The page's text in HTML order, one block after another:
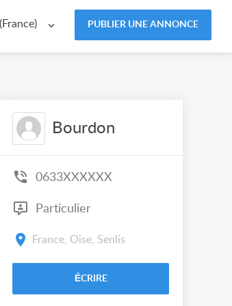
PUBLIER UNE ANNONCE
Bourdon
0633XXXXXX
Particulier
France, Oise, Senlis
ÉCRIRE